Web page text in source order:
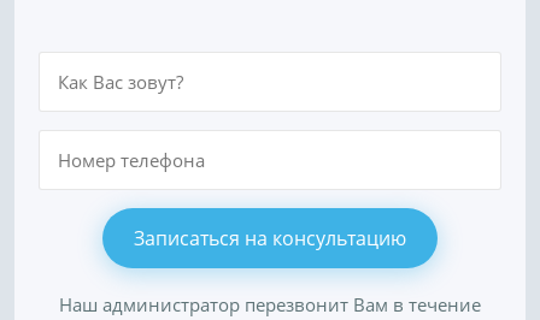
Наш администратор перезвонит Вам в течение